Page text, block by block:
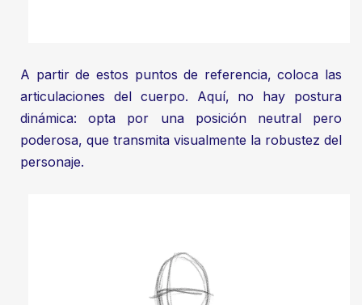
A partir de estos puntos de referencia, coloca las
articulaciones del cuerpo. Aquí, no hay postura
dinámica: opta por una posición neutral pero
poderosa, que transmita visualmente la robustez del
personaje.